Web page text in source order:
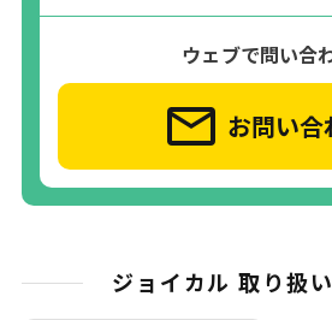
ウェブで問い合
お問い合
ジョイカル 取り扱